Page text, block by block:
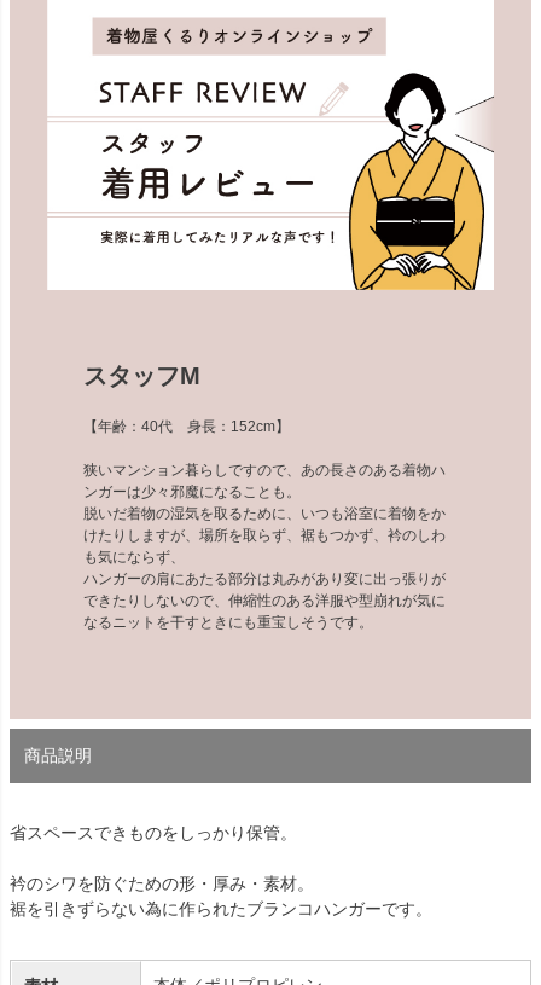
スタッフM
【年齢：40代 身長：152cm】
狭いマンション暮らしですので、あの長さのある着物ハ
ンガーは少々邪魔になることも。
脱いだ着物の湿気を取るために、いつも浴室に着物をか
けたりしますが、場所を取らず、裾もつかず、衿のしわ
も気にならず、
ハンガーの肩にあたる部分は丸みがあり変に出っ張りが
できたりしないので、伸縮性のある洋服や型崩れが気に
なるニットを干すときにも重宝しそうです。
商品説明
省スペースできものをしっかり保管。
衿のシワを防ぐための形・厚み・素材。
裾を引きずらない為に作られたブランコハンガーです。